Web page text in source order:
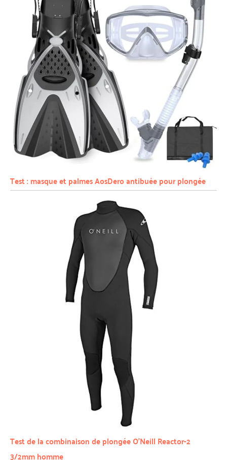
Test : masque et palmes AosDero antibuée pour plongée
Test de la combinaison de plongée O’Neill Reactor-2
3/2mm homme